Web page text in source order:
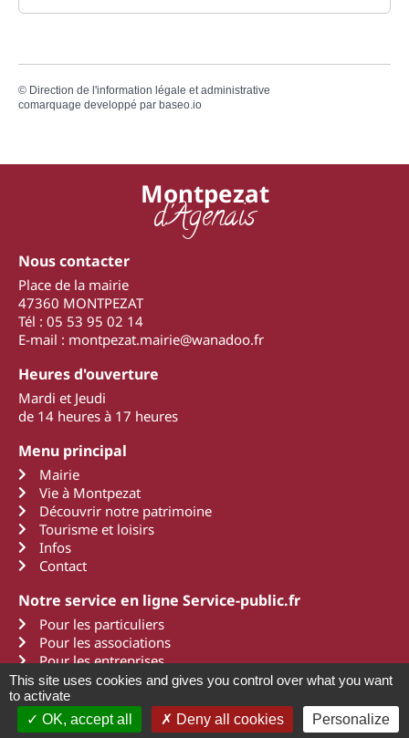
© Direction de l'information légale et administrative
comarquage developpé par baseo.io
Montpezat
d'Agenais
Nous contacter
Place de la mairie
47360 MONTPEZAT
Tél : 05 53 95 02 14
E-mail : montpezat.mairie@wanadoo.fr
Heures d'ouverture
Mardi et Jeudi
de 14 heures à 17 heures
Menu principal
Mairie
Vie à Montpezat
Découvrir notre patrimoine
Tourisme et loisirs
Infos
Contact
Notre service en ligne Service-public.fr
Pour les particuliers
Pour les associations
Pour les entreprises
2011 - 2022 Montpezat d'AgenaisMentions légales
This site uses cookies and gives you control over what you want
to activate
OK, accept all
Deny all cookies Personalize